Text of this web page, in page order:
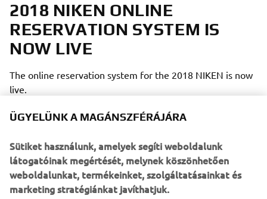
2018 NIKEN ONLINE
RESERVATION SYSTEM IS
NOW LIVE
The online reservation system for the 2018 NIKEN is now
live.
The NIKEN will be available exclusively via an online
reservation system that will go live on Wednesday 16th
May at 19:00 hours CEST. Potential customers wishing to
ÜGYELÜNK A MAGÁNSZFÉRÁJÁRA
Sütiket használunk, amelyek segíti weboldalunk
látogatóinak megértését, melynek köszönhetően
weboldalunkat, termékeinket, szolgáltatásainkat és
marketing stratégiánkat javíthatjuk.